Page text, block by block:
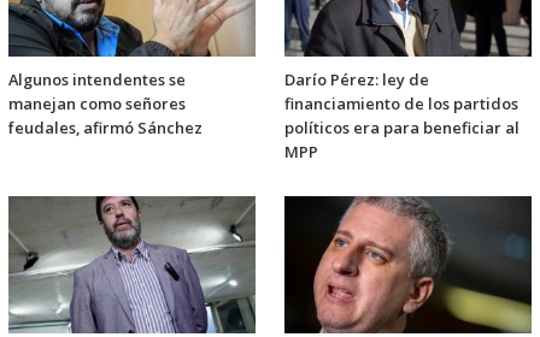
Algunos intendentes se
manejan como señores
feudales, afirmó Sánchez
Darío Pérez: ley de
financiamiento de los partidos
políticos era para beneficiar al
MPP